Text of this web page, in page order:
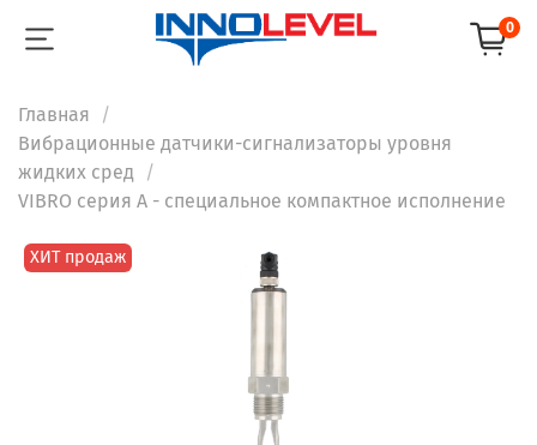
0
Главная
Вибрационные датчики-сигнализаторы уровня
жидких сред
VIBRO серия A - специальное компактное исполнение
ХИТ продаж